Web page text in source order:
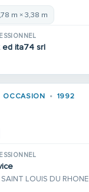
m × 3,38 m
ed ita74 srl
OCCASION 1992
LOUIS DU RHONE